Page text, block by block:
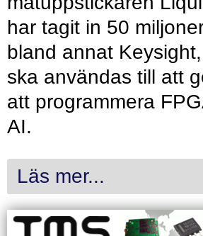
har tagit in 50
bland annat
ska användas till att
att programmera
AI.
Läs mer...